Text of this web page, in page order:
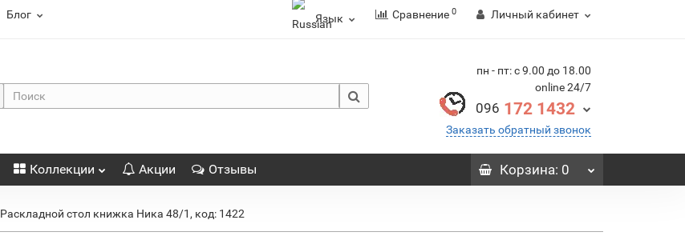
Блог Язык Сравнение 0 Личный кабинет
пн - пт: с 9.00 до 18.00
online 24/7
096 172 1432
Заказать обратный звонок
Коллекции Акции Отзывы Корзина: 0
Раскладной стол книжка Ника 48/1, код: 1422